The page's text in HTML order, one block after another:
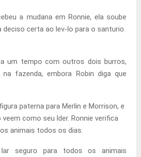
a mudana em Ronnie, ela soube
deciso certa ao lev-lo para o santurio.
um tempo com outros dois burros,
fazenda, embora Robin diga que
paterna para Merlin e Morrison, e
como seu lder. Ronnie verifica
animais todos os dias.
lar seguro para todos os animais